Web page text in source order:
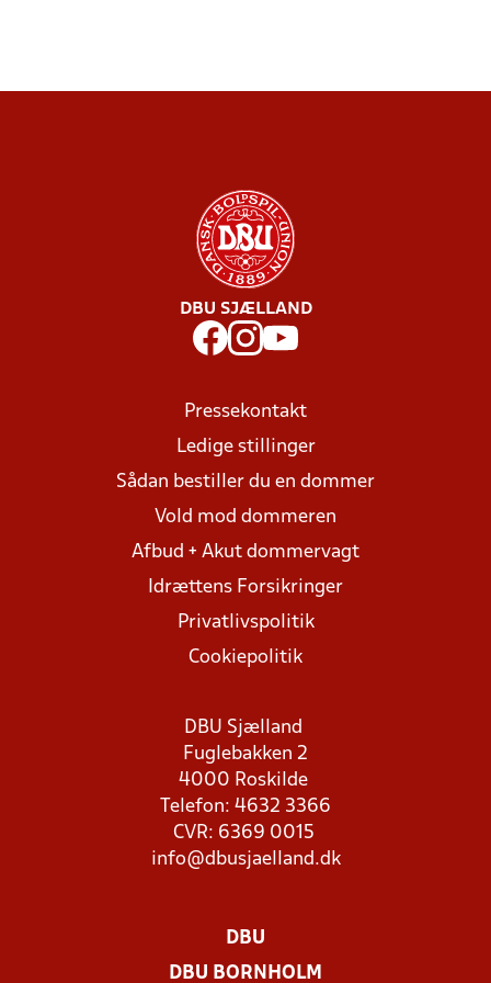
DBU SJÆLLAND
Pressekontakt
Ledige stillinger
Sådan bestiller du en dommer
Vold mod dommeren
Afbud + Akut dommervagt
Idrættens Forsikringer
Privatlivspolitik
Cookiepolitik
DBU Sjælland
Fuglebakken 2
4000 Roskilde
Telefon: 4632 3366
CVR: 6369 0015
info@dbusjaelland.dk
DBU
DBU BORNHOLM